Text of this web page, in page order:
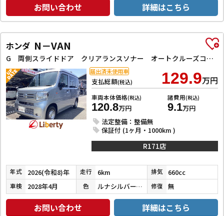
お問い合わせ 詳細はこちら
ホンダ N－VAN
G 両側スライドドア クリアランスソナー オートクルーズコントロール レーンアシスト 衝突被害軽減システム オートライト キーレスエントリー アイドリングストップ CVT ESC エアコン
支払総額(税込) 129.9万円
車両本体価格(税込)
120.8万円
諸費用(税込)
9.1万円
法定整備：整備無
保証付 (1ヶ月・1000km )
届出済未使用車
R171店
年式 2026(令和8)年 走行 6km 排気 660cc
車検 2028年4月 色 ルナシルバーメタリック 修復 無
お問い合わせ 詳細はこちら